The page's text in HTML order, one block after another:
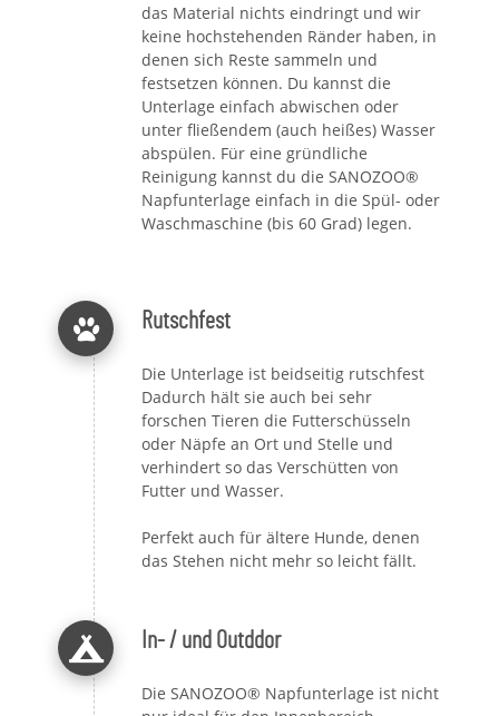
das Material nichts eindringt und wir
keine hochstehenden Ränder haben, in
denen sich Reste sammeln und
festsetzen können. Du kannst die
Unterlage einfach abwischen oder
unter fließendem (auch heißes) Wasser
abspülen. Für eine gründliche
Reinigung kannst du die SANOZOO®
Napfunterlage einfach in die Spül- oder
Waschmaschine (bis 60 Grad) legen.
Rutschfest
Die Unterlage ist beidseitig rutschfest
Dadurch hält sie auch bei sehr
forschen Tieren die Futterschüsseln
oder Näpfe an Ort und Stelle und
verhindert so das Verschütten von
Futter und Wasser.
Perfekt auch für ältere Hunde, denen
das Stehen nicht mehr so leicht fällt.
In- / und Outddor
Die SANOZOO® Napfunterlage ist nicht